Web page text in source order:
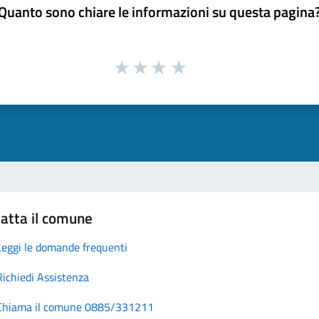
sono chiare le informazioni su questa
il comune
le domande frequenti
Assistenza
il comune 0885/331211